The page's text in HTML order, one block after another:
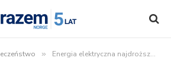
» Energia elektryczna najdroższa na południu